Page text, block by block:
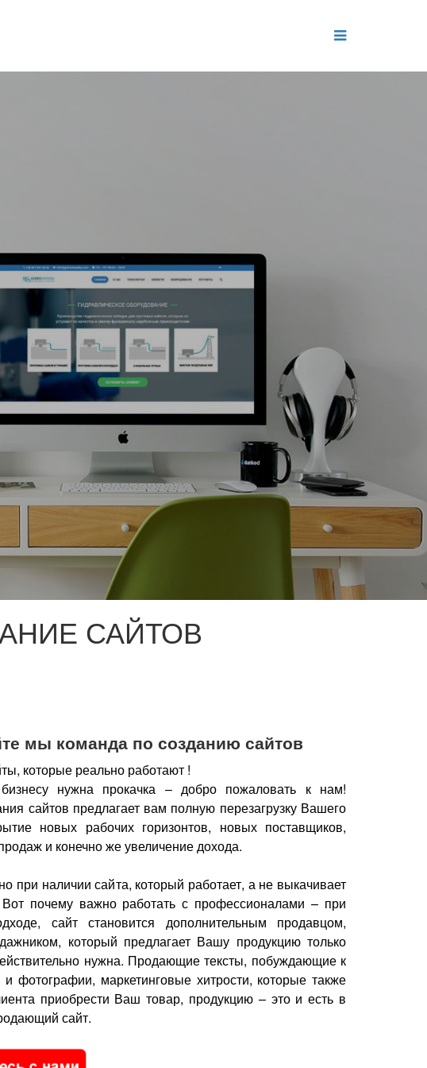
САЙТОВ
мы команда по созданию сайтов
которые реально работают !
нужна прокачка – добро пожаловать к нам!
сайтов предлагает вам полную перезагрузку Вашего
новых рабочих горизонтов, новых поставщиков,
и конечно же увеличение дохода.
при наличии сайта, который работает, а не выкачивает
Вот почему важно работать с профессионалами – при
сайт становится дополнительным продавцом,
который предлагает Вашу продукцию только
нужна. Продающие тексты, побуждающие к
и фотографии, маркетинговые хитрости, которые также
приобрести Ваш товар, продукцию – это и есть в
сайт.